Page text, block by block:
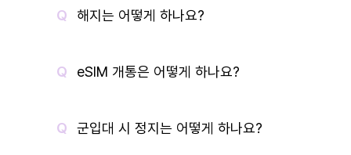
해지는 어떻게 하나요?
eSIM 개통은 어떻게 하나요?
군입대 시 정지는 어떻게 하나요?